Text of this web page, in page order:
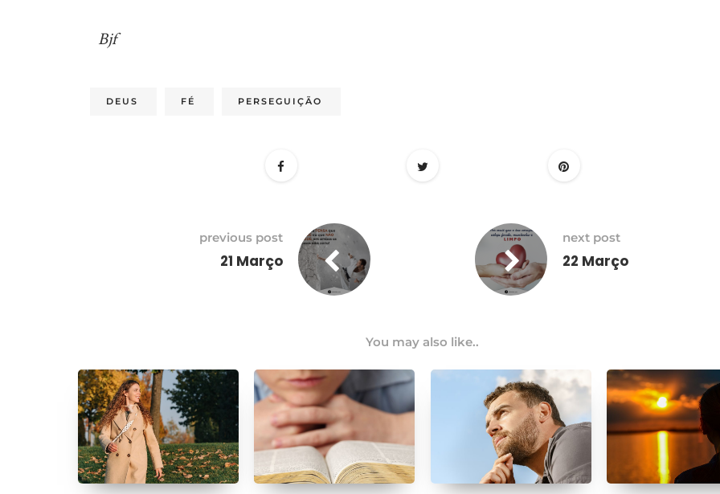
Bjf
DEUS FÉ PERSEGUIÇÃO
previous post
21 Março
next post
22 Março
You may also like..